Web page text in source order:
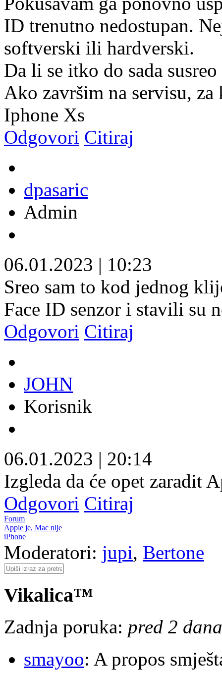
ID trenutno nedostupan.
softverski ili hardverski.
Da li se itko do sada
Ako završim na servisu,
Iphone Xs
Odgovori Citiraj
dpasaric
Admin
06.01.2023 | 10:23
Sreo sam to kod jednog
Face ID senzor i stavili su
Odgovori Citiraj
JOHN
Korisnik
06.01.2023 | 20:14
Izgleda da će opet zaradit
Odgovori Citiraj
Forum
Apple je, Mac nije
iPhone
Moderatori: jupi, Bertone
Vikalica™
Zadnja poruka: pred 2
smayoo: A propos